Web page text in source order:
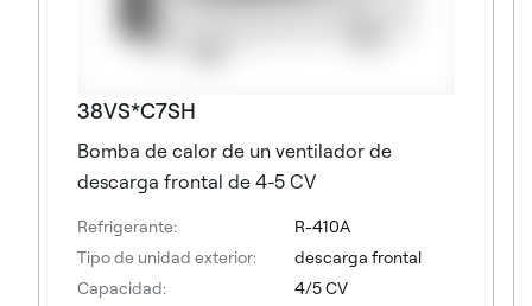
38VS*C7SH
Bomba de calor de un ventilador de
descarga frontal de 4-5 CV
Refrigerante:
R-410A
Tipo de unidad exterior:
descarga frontal
Capacidad:
4/5 CV